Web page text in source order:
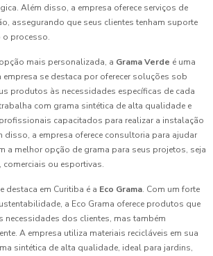
Além disso, a empresa oferece serviços de
assegurando que seus clientes tenham suporte
processo.
mais personalizada, a Grama Verde é uma
empresa se destaca por oferecer soluções sob
produtos às necessidades específicas de cada
com grama sintética de alta qualidade e
capacitados para realizar a instalação
disso, a empresa oferece consultoria para ajudar
a melhor opção de grama para seus projetos, seja
comerciais ou esportivas.
destaca em Curitiba é a Eco Grama. Com um forte
a Eco Grama oferece produtos que
necessidades dos clientes, mas também
A empresa utiliza materiais recicláveis em sua
sintética de alta qualidade, ideal para jardins,